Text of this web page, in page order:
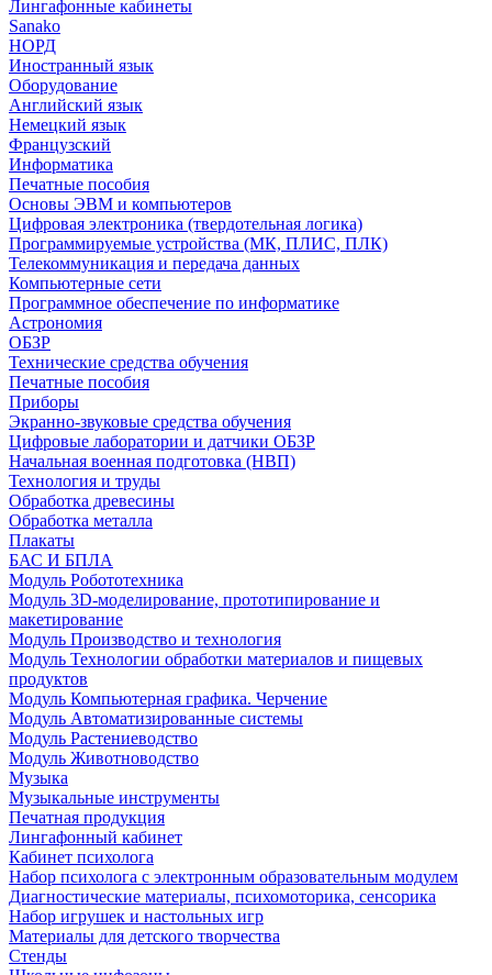
Лингафонные кабинеты
Sanako
НОРД
Иностранный язык
Оборудование
Английский язык
Немецкий язык
Французский
Информатика
Печатные пособия
Основы ЭВМ и компьютеров
Цифровая электроника (твердотельная логика)
Программируемые устройства (МК, ПЛИС, ПЛК)
Телекоммуникация и передача данных
Компьютерные сети
Программное обеспечение по информатике
Астрономия
ОБЗР
Технические средства обучения
Печатные пособия
Приборы
Экранно-звуковые средства обучения
Цифровые лаборатории и датчики ОБЗР
Начальная военная подготовка (НВП)
Технология и труды
Обработка древесины
Обработка металла
Плакаты
БАС И БПЛА
Модуль Робототехника
Модуль 3D-моделирование, прототипирование и
макетирование
Модуль Производство и технология
Модуль Технологии обработки материалов и пищевых
продуктов
Модуль Компьютерная графика. Черчение
Модуль Автоматизированные системы
Модуль Растениеводство
Модуль Животноводство
Музыка
Музыкальные инструменты
Печатная продукция
Лингафонный кабинет
Кабинет психолога
Набор психолога с электронным образовательным модулем
Диагностические материалы, психомоторика, сенсорика
Набор игрушек и настольных игр
Материалы для детского творчества
Стенды